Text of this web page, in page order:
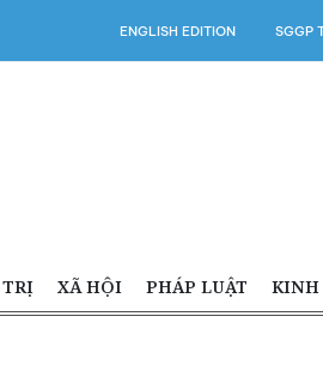
ENGLISH EDITION SGGP
XÃ HỘI PHÁP LUẬT KINH